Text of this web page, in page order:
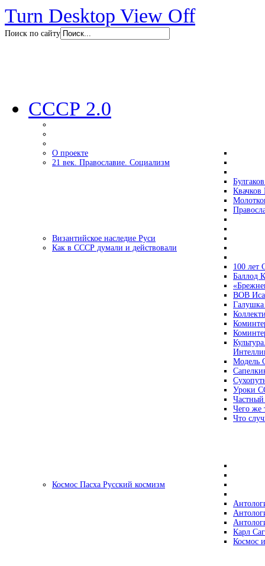
Turn Desktop View Off
Поиск по сайту
СССР 2.0
О проекте
21 век. Православие. Социализм
Византийское наследие Руси
Как в СССР думали и действовали
100 лет
Баллод
ВОВ
Модель
Уроки
Чего же
Что
Космос Пасха Русский космизм
Карл
Космос